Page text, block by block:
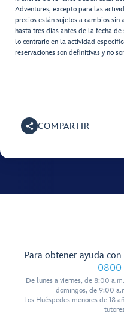
Adventures, excepto para las
precios están sujetos a cambios sin
hasta tres días antes de la fecha
lo contrario en la actividad
reservaciones son definitivas y no
COMPARTIR
Para obtener ayuda
De lunes a viernes, de 8:00
domingos, de 9:00
Los Huéspedes menores de 18